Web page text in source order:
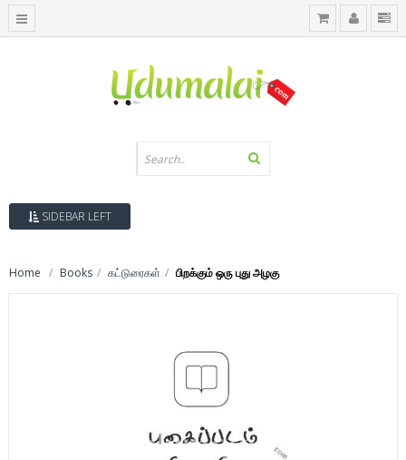
SIDEBAR LEFT
Home Books கட்டுரைகள் பிறக்கும் ஒரு புது அழகு